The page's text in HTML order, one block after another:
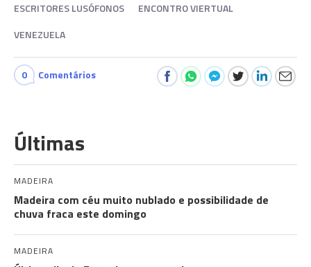
ESCRITORES LUSÓFONOS
ENCONTRO VIERTUAL
VENEZUELA
0 Comentários
Últimas
MADEIRA
Madeira com céu muito nublado e possibilidade de
chuva fraca este domingo
MADEIRA